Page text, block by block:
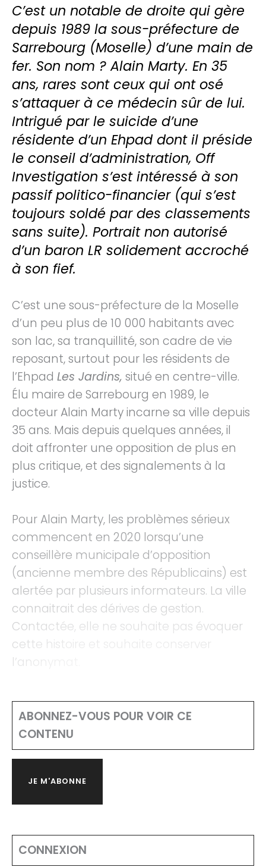
C’est un notable de droite qui gère
depuis 1989 la sous-préfecture de
Sarrebourg (Moselle) d’une main de
fer. Son nom ? Alain Marty. En 35
ans, rares sont ceux qui ont osé
s’attaquer à ce médecin sûr de lui.
Intrigué par le suicide d’une
résidente d’un Ehpad dont il préside
le conseil d’administration, Off
Investigation s’est intéressé à son
passif politico-financier (qui s’est
toujours soldé par des classements
sans suite). Portrait non autorisé
d’un baron LR solidement accroché
à son fief.
C’est une sous-préfecture de la Moselle
d’un peu plus de 10 000 habitants avec
son lac, sa tranquillité, son cadre de vie
reposant, surtout pour les résidents de
l’Ehpad Les Jardins, situé en centre-ville.
Élu maire de Sarrebourg en 1989, le
docteur Alain Marty incarne sa ville depuis
35 ans. Mais depuis quelques années, il
doit affronter une opposition de plus en
plus critique, et des signalements à la
justice.
Pour Alain Marty, les problèmes sérieux
commencent en 2020 lorsqu’une
conseillère municipale d’opposition
(ancienne membre des Républicains) est
alertée par plusieurs informateurs. La ville
connaitrait des dérives de gestion.
Contactée, elle ne souhaite pas évoquer
cette histoire et souhaite conserver
l’anonymat.
ABONNEZ-VOUS POUR VOIR CE
CONTENU
JE M'ABONNE
CONNEXION